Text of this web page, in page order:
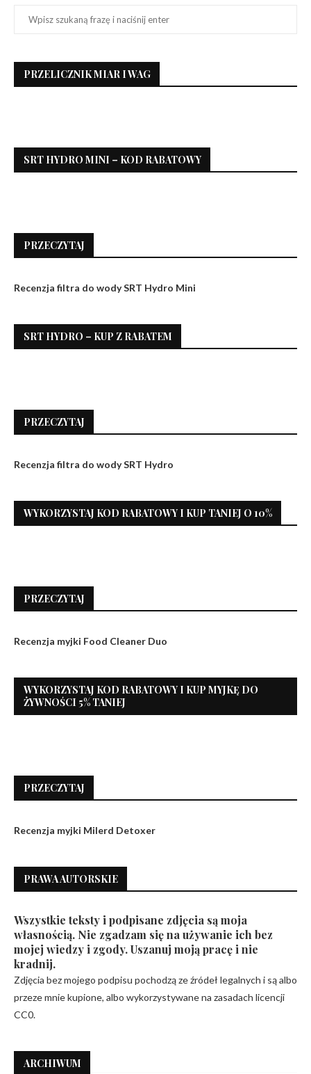
PRZELICZNIK MIAR I WAG
SRT HYDRO MINI – KOD RABATOWY
PRZECZYTAJ
Recenzja filtra do wody SRT Hydro Mini
SRT HYDRO – KUP Z RABATEM
PRZECZYTAJ
Recenzja filtra do wody SRT Hydro
WYKORZYSTAJ KOD RABATOWY I KUP TANIEJ O 10%
PRZECZYTAJ
Recenzja myjki Food Cleaner Duo
WYKORZYSTAJ KOD RABATOWY I KUP MYJKĘ DO
ŻYWNOŚCI 5% TANIEJ
PRZECZYTAJ
Recenzja myjki Milerd Detoxer
PRAWA AUTORSKIE
Wszystkie teksty i podpisane zdjęcia są moja
własnością. Nie zgadzam się na używanie ich bez
mojej wiedzy i zgody. Uszanuj moją pracę i nie
kradnij.
Zdjęcia bez mojego podpisu pochodzą ze źródeł legalnych i są albo
przeze mnie kupione, albo wykorzystywane na zasadach licencji
CC0.
ARCHIWUM